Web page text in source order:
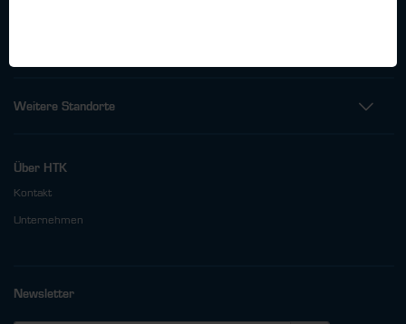
Weitere Standorte
Über HTK
Kontakt
Unternehmen
Newsletter